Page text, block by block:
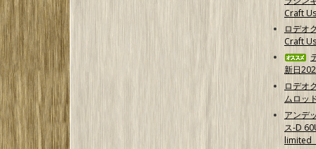
Craft
ロデオ
Craft
新日
ロデオ
ムロッ
アンデ
ス-D
limited